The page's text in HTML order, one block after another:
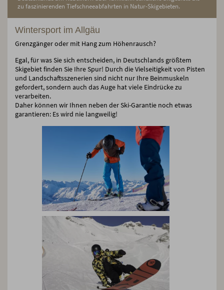
zu faszinierenden Tiefschneeabfahrten in Natur-Skigebieten.
Wintersport im Allgäu
Grenzgänger oder mit Hang zum Höhenrausch?
Egal, für was Sie sich entscheiden, in Deutschlands größtem
Skigebiet finden Sie Ihre Spur! Durch die Vielseitigkeit von Pisten
und Landschaftsszenerien sind nicht nur Ihre Beinmuskeln
gefordert, sondern auch das Auge hat viele Eindrücke zu
verarbeiten.
Daher können wir Ihnen neben der Ski-Garantie noch etwas
garantieren: Es wird nie langweilig!